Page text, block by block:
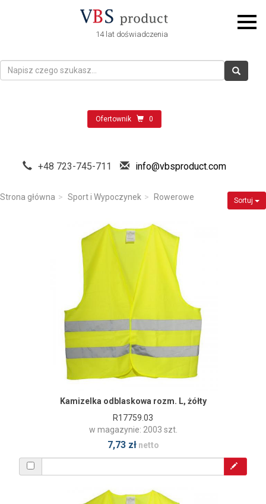
14 lat doświadczenia
Ofertownik 0
+48 723-745-711 info@vbsproduct.com
Strona główna Sport i Wypoczynek Rowerowe Sortuj
Kamizelka odblaskowa rozm. L, żółty
R17759.03
w magazynie: 2003 szt.
7,73 złnetto